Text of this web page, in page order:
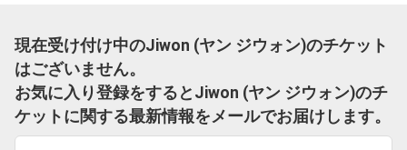
現在受け付け中のJiwon (ヤン ジウォン)のチケット
はございません。
お気に入り登録をするとJiwon (ヤン ジウォン)のチ
ケットに関する最新情報をメールでお届けします。